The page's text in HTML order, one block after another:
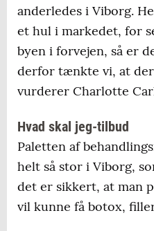
anderledes i Viborg.
et hul i markedet, for
byen i forvejen, så er
derfor tænkte vi, at der
vurderer Charlotte
Hvad skal jeg-tilbud
Paletten af
helt så stor i Viborg,
det er sikkert, at man
vil kunne få botox,